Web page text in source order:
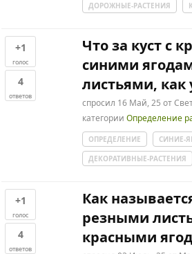
ДОРОЖНЫЕ-РАСТЕНИЯ
+1
голос
4
ответов
Что за куст с
синими
листьями,
спросил 16 Май, 25 от
категории Определение
ОПРЕДЕЛЕНИЕ
СИНИЕ-
ДЕКОРАТИВНЫЕ-РАСТЕНИЯ
+1
голос
4
ответов
Как
резными
красными